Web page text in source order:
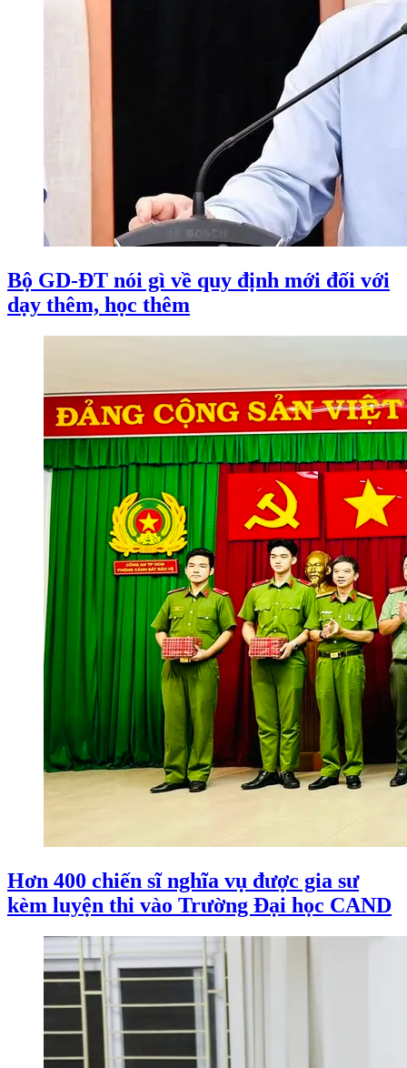
Bộ GD-ĐT nói gì về quy định mới đối với
dạy thêm, học thêm
Hơn 400 chiến sĩ nghĩa vụ được gia sư
kèm luyện thi vào Trường Đại học CAND